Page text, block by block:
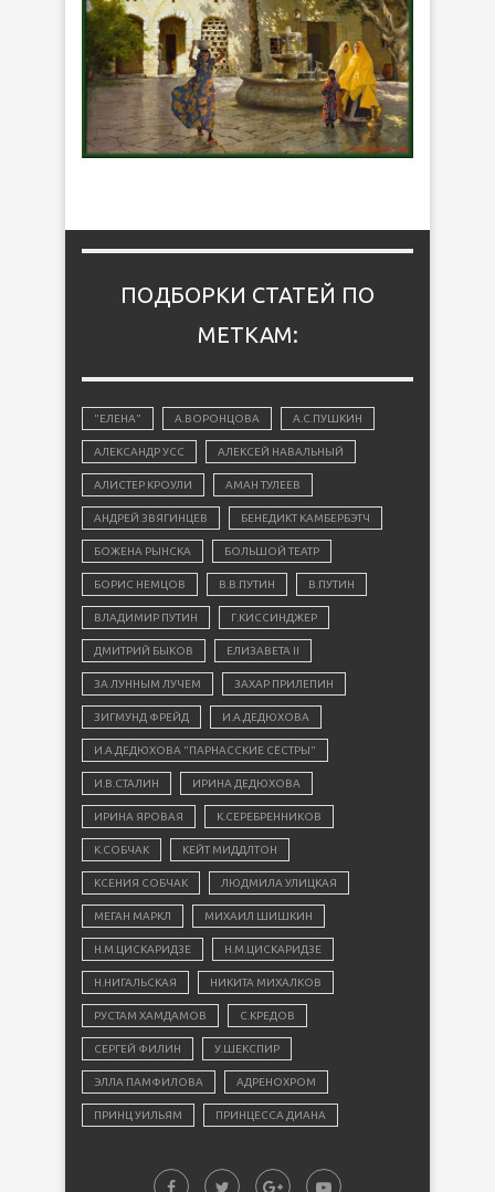
ПОДБОРКИ СТАТЕЙ ПО
МЕТКАМ:
"ЕЛЕНА" А.ВОРОНЦОВА А.С.ПУШКИН
АЛЕКСАНДР УСС АЛЕКСЕЙ НАВАЛЬНЫЙ
АЛИСТЕР КРОУЛИ АМАН ТУЛЕЕВ
АНДРЕЙ ЗВЯГИНЦЕВ БЕНЕДИКТ КАМБЕРБЭТЧ
БОЖЕНА РЫНСКА БОЛЬШОЙ ТЕАТР
БОРИС НЕМЦОВ В.В.ПУТИН В.ПУТИН
ВЛАДИМИР ПУТИН Г.КИССИНДЖЕР
ДМИТРИЙ БЫКОВ ЕЛИЗАВЕТА II
ЗА ЛУННЫМ ЛУЧЕМ ЗАХАР ПРИЛЕПИН
ЗИГМУНД ФРЕЙД И.А.ДЕДЮХОВА
И.А.ДЕДЮХОВА "ПАРНАССКИЕ СЁСТРЫ"
И.В.СТАЛИН ИРИНА ДЕДЮХОВА
ИРИНА ЯРОВАЯ К.СЕРЕБРЕННИКОВ
К.СОБЧАК КЕЙТ МИДДЛТОН
КСЕНИЯ СОБЧАК ЛЮДМИЛА УЛИЦКАЯ
МЕГАН МАРКЛ МИХАИЛ ШИШКИН
Н.М.ЦИСКАРИДЗЕ Н.М.ЦИСКАРИДЗЕ
Н.НИГАЛЬСКАЯ НИКИТА МИХАЛКОВ
РУСТАМ ХАМДАМОВ С.КРЕДОВ
СЕРГЕЙ ФИЛИН У.ШЕКСПИР
ЭЛЛА ПАМФИЛОВА АДРЕНОХРОМ
ПРИНЦ УИЛЬЯМ ПРИНЦЕССА ДИАНА